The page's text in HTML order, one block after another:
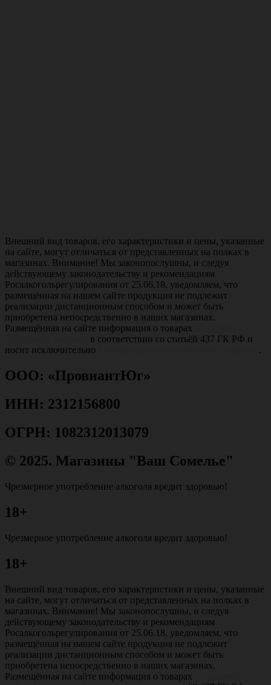
Внешний вид товаров, его характеристики и цены, указанные
на сайте, могут отличаться от представленных на полках в
магазинах. Внимание! Мы законопослушны, и следуя
действующему законодательству и рекомендациям
Росалкогольрегулирования от 25.06.18, уведомляем, что
размещённая на нашем сайте продукция не подлежит
реализации дистанционным способом и может быть
приобретена непосредственно в наших магазинах.
Размещённая на сайте информация о товарах
в соответствии со статьёй 437 ГК РФ и
носит исключительно
.
ООО: «ПровиантЮг»
ИНН: 2312156800
ОГРН: 1082312013079
© 2025. Магазины "Ваш Сомелье"
Чрезмерное употребление алкоголя вредит здоровью!
18+
Чрезмерное употребление алкоголя вредит здоровью!
18+
Внешний вид товаров, его характеристики и цены, указанные
на сайте, могут отличаться от представленных на полках в
магазинах. Внимание! Мы законопослушны, и следуя
действующему законодательству и рекомендациям
Росалкогольрегулирования от 25.06.18, уведомляем, что
размещённая на нашем сайте продукция не подлежит
реализации дистанционным способом и может быть
приобретена непосредственно в наших магазинах.
Размещённая на сайте информация о товарах